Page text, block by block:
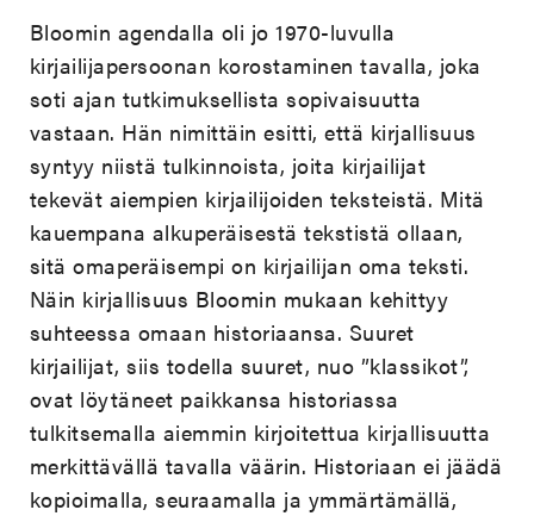
Bloomin agendalla oli jo 1970-luvulla
kirjailijapersoonan korostaminen tavalla, joka
soti ajan tutkimuksellista sopivaisuutta
vastaan. Hän nimittäin esitti, että kirjallisuus
syntyy niistä tulkinnoista, joita kirjailijat
tekevät aiempien kirjailijoiden teksteistä. Mitä
kauempana alkuperäisestä tekstistä ollaan,
sitä omaperäisempi on kirjailijan oma teksti.
Näin kirjallisuus Bloomin mukaan kehittyy
suhteessa omaan historiaansa. Suuret
kirjailijat, siis todella suuret, nuo ”klassikot”,
ovat löytäneet paikkansa historiassa
tulkitsemalla aiemmin kirjoitettua kirjallisuutta
merkittävällä tavalla väärin. Historiaan ei jäädä
kopioimalla, seuraamalla ja ymmärtämällä,